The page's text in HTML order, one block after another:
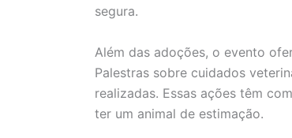
segura.
Além das adoções, o evento
Palestras sobre cuidados
realizadas. Essas ações têm
ter um animal de estimação.